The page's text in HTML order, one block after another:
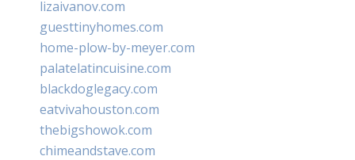
lizaivanov.com
guesttinyhomes.com
home-plow-by-meyer.com
palatelatincuisine.com
blackdoglegacy.com
eatvivahouston.com
thebigshowok.com
chimeandstave.com